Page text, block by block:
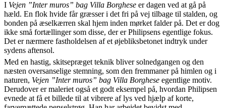
I Vejen ”Inter muros” bag Villa Borghese er dagen ved at gå på
hæld. En flok hvide får græsser i det fri på vej tilbage til stalden, og
bonden på æselkærren skal hjem inden mørket falder på. Det er dog
ikke små fortællinger som disse, der er Philipsens egentlige fokus.
Det er nærmere fastholdelsen af et øjebliksbetonet indtryk under
sydens aftensol.
Med en hastig, skitsepræget teknik bliver solnedgangen og den
næsten oversanselige stemning, som den fremmaner på himlen og i
naturen, Vejen ”Inter muros” bag Villa Borghese egentlige motiv.
Derudover er maleriet også et godt eksempel på, hvordan Philipsen
evnede at få et billede til at vibrere af lys ved hjælp af korte,